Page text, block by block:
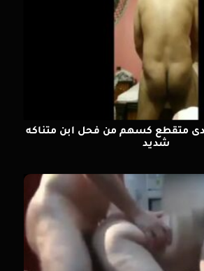
متقطع كسهم من فحل ابن متناكه
شديد